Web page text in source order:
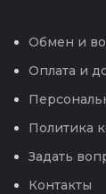
Обмен и
Оплата и
Политика
Задать
Контакты